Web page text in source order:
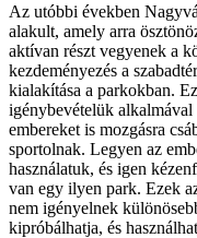
Az utóbbi években
alakult, amely arra
aktívan részt vegyenek a
kezdeményezés a
kialakítása a parkokban.
igénybevételük
embereket is mozgásra
sportolnak. Legyen az
használatuk, és igen
van egy ilyen park. Ezek
nem igényelnek
kipróbálhatja, és